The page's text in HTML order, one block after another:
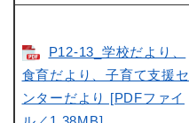
P12-13_学校だより、
食育だより、子育て支援セ
ンターだより [PDFファイ